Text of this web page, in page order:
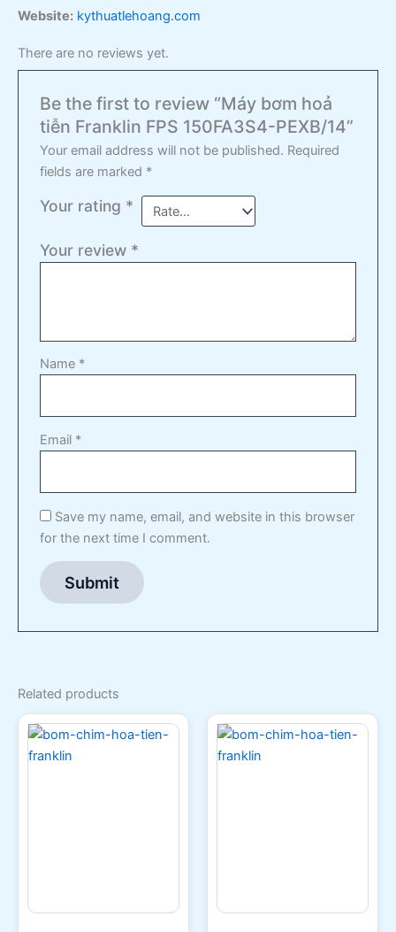
Website: kythuatlehoang.com
There are no reviews yet.
Be the first to review “Máy bơm hoả
tiễn Franklin FPS 150FA3S4-PEXB/14”
Your email address will not be published. Required
fields are marked *
Your rating *
Your review *
Name *
Email *
Save my name, email, and website in this browser
for the next time I comment.
Related products